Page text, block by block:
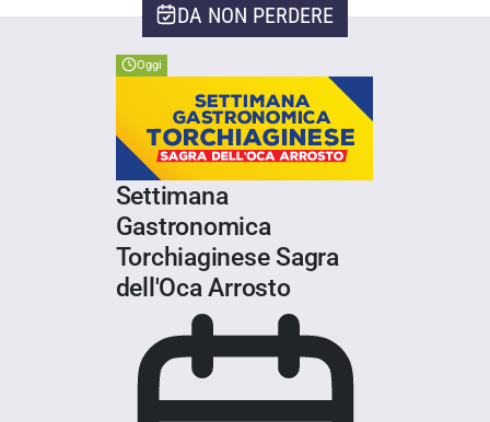
DA NON PERDERE
Oggi
Settimana
Gastronomica
Torchiaginese Sagra
dell'Oca Arrosto